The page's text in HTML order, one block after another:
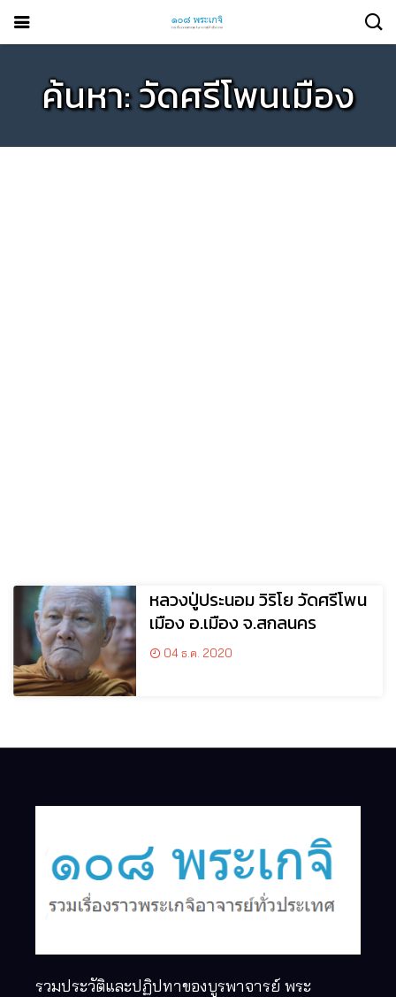
ค้นหา: วัดศรีโพนเมือง
หลวงปู่ประนอม วิริโย วัดศรีโพน
เมือง อ.เมือง จ.สกลนคร
04 ธ.ค. 2020
รวมประวัติและปฏิปทาของบูรพาจารย์ พระ